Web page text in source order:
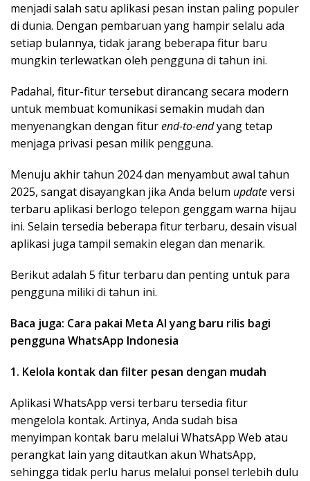
menjadi salah satu aplikasi pesan instan paling populer
di dunia. Dengan pembaruan yang hampir selalu ada
setiap bulannya, tidak jarang beberapa fitur baru
mungkin terlewatkan oleh pengguna di tahun ini.
Padahal, fitur-fitur tersebut dirancang secara modern
untuk membuat komunikasi semakin mudah dan
menyenangkan dengan fiturend-to-endyang tetap
menjaga privasi pesan milik pengguna.
Menuju akhir tahun 2024 dan menyambut awal tahun
2025, sangat disayangkan jika Anda belum updateversi
terbaru aplikasi berlogo telepon genggam warna hijau
ini. Selain tersedia beberapa fitur terbaru, desain visual
aplikasi juga tampil semakin elegan dan menarik.
Berikut adalah 5 fitur terbaru dan penting untuk para
pengguna miliki di tahun ini.
Baca juga: Cara pakai Meta AI yang baru rilis bagi
pengguna WhatsApp Indonesia
1. Kelola kontak dan filter pesan dengan mudah
Aplikasi WhatsApp versi terbaru tersedia fitur
mengelola kontak. Artinya, Anda sudah bisa
menyimpan kontak baru melalui WhatsApp Web atau
perangkat lain yang ditautkan akun WhatsApp,
sehingga tidak perlu harus melalui ponsel terlebih dulu